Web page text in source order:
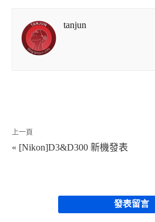
tanjun
上一頁
« [Nikon]D3&D300 新機發表
發表留言